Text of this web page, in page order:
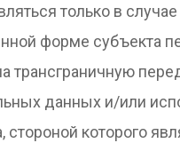
только в
форме субъекта
трансграничную
данных и/или
стороной которого